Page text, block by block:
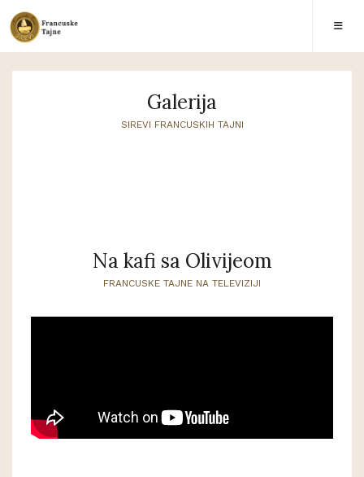
Galerija
SIREVI FRANCUSKIH TAJNI
Na kafi sa Olivijeom
FRANCUSKE TAJNE NA TELEVIZIJI